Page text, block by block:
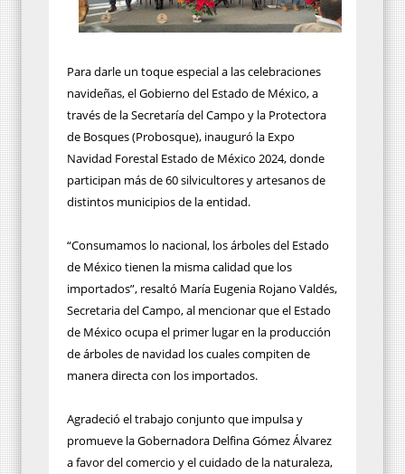
Para darle un toque especial a las celebraciones
navideñas, el Gobierno del Estado de México, a
través de la Secretaría del Campo y la Protectora
de Bosques (Probosque), inauguró la Expo
Navidad Forestal Estado de México 2024, donde
participan más de 60 silvicultores y artesanos de
distintos municipios de la entidad.
“Consumamos lo nacional, los árboles del Estado
de México tienen la misma calidad que los
importados”, resaltó María Eugenia Rojano Valdés,
Secretaria del Campo, al mencionar que el Estado
de México ocupa el primer lugar en la producción
de árboles de navidad los cuales compiten de
manera directa con los importados.
Agradeció el trabajo conjunto que impulsa y
promueve la Gobernadora Delfina Gómez Álvarez
a favor del comercio y el cuidado de la naturaleza,